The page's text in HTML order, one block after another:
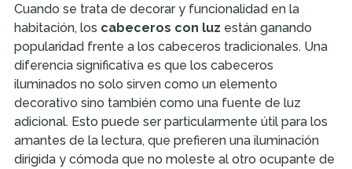
Cuando se trata de decorar y funcionalidad en la
habitación, los cabeceros con luz están ganando
popularidad frente a los cabeceros tradicionales. Una
diferencia significativa es que los cabeceros
iluminados no solo sirven como un elemento
decorativo sino también como una fuente de luz
adicional. Esto puede ser particularmente útil para los
amantes de la lectura, que prefieren una iluminación
dirigida y cómoda que no moleste al otro ocupante de